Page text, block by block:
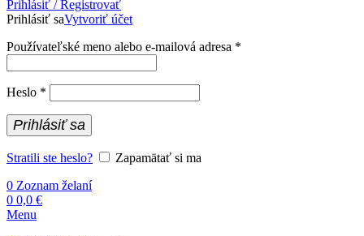
Prihlásiť / Registrovať
Prihlásiť saVytvoriť účet
Používateľské meno alebo e-mailová adresa *
Heslo *
Prihlásiť sa
Stratili ste heslo?
Zapamätať si ma
0 Zoznam želaní
0 0,0 €
Menu